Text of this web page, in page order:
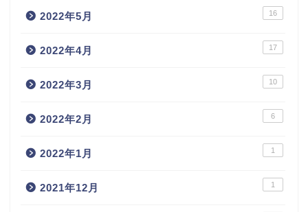
2022年5月 16
2022年4月 17
2022年3月 10
2022年2月 6
2022年1月 1
2021年12月 1